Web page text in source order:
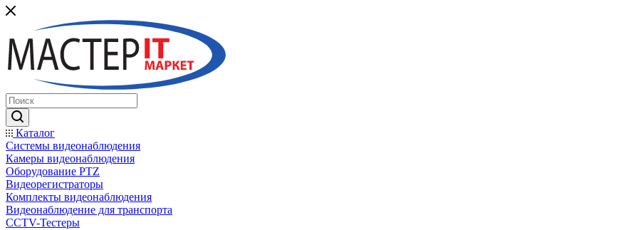
Каталог
Системы видеонаблюдения
Камеры видеонаблюдения
Оборудование PTZ
Видеорегистраторы
Комплекты видеонаблюдения
Видеонаблюдение для транспорта
CCTV-Тестеры